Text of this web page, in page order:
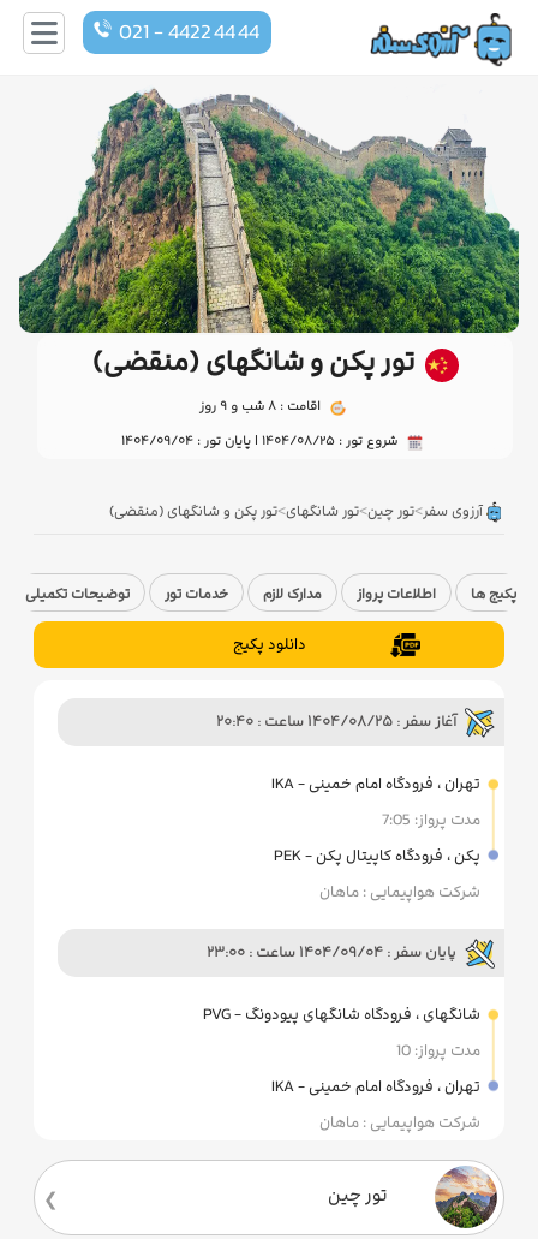
021 - 4422 44 44
تور پکن و شانگهای (منقضی)
اقامت : 8 شب و 9 روز
شروع تور : 1404/08/25 | پایان تور : 1404/09/04
آرزوی سفر>تور چین>تور شانگهای>تور پکن و شانگهای (منقضی)
پکیج ها اطلاعات پرواز مدارک لازم خدمات تور توضیحات تکمیلی
دانلود پکیج
آغاز سفر : 1404/08/25 ساعت : 20:40
تهران ، فرودگاه امام خمینی - IKA
مدت پرواز: 7:05
پکن ، فرودگاه کاپیتال پکن - PEK
شرکت هواپیمایی : ماهان
پایان سفر : 1404/09/04 ساعت : 23:00
شانگهای ، فرودگاه شانگهای پیودونگ - PVG
مدت پرواز: 10
تهران ، فرودگاه امام خمینی - IKA
شرکت هواپیمایی : ماهان
تور چین